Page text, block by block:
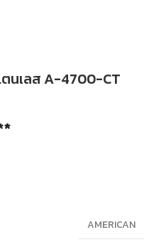
ตนเลส A-4700-CT
AMERICAN